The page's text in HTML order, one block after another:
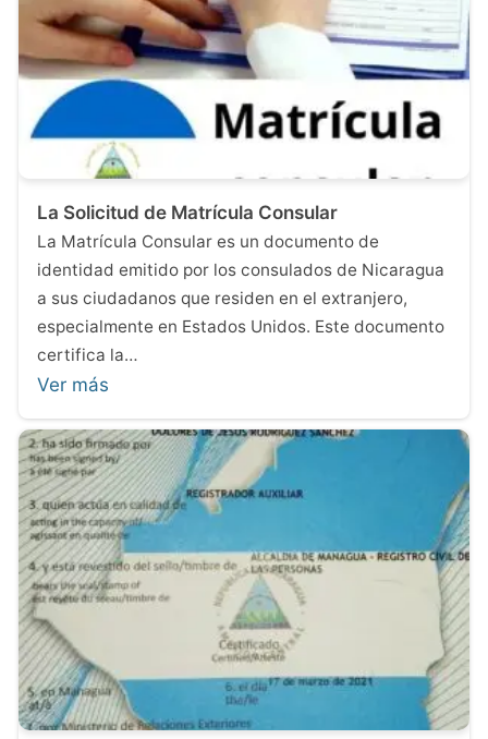
La Solicitud de Matrícula Consular
La Matrícula Consular es un documento de
identidad emitido por los consulados de Nicaragua
a sus ciudadanos que residen en el extranjero,
especialmente en Estados Unidos. Este documento
certifica la…
Ver más